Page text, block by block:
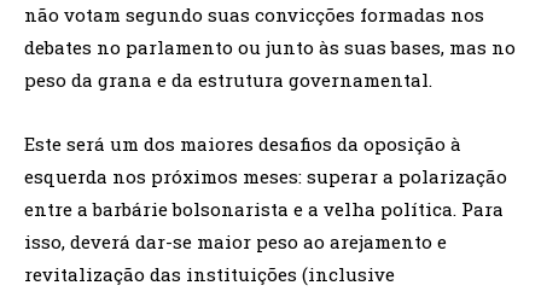
não votam segundo suas convicções formadas nos
debates no parlamento ou junto às suas bases, mas no
peso da grana e da estrutura governamental.
Este será um dos maiores desafios da oposição à
esquerda nos próximos meses: superar a polarização
entre a barbárie bolsonarista e a velha política. Para
isso, deverá dar-se maior peso ao arejamento e
revitalização das instituições (inclusive